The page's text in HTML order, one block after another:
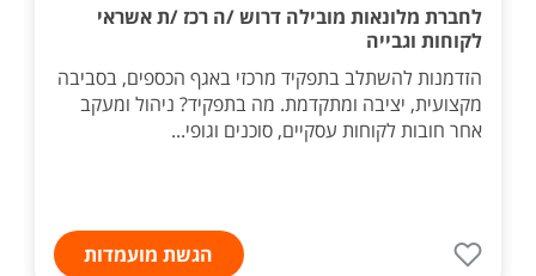
לחברת מלונאות מובילה דרוש /ה רכז /ת אשראי
לקוחות וגבייה
הזדמנות להשתלב בתפקיד מרכזי באגף הכספים, בסביבה
מקצועית, יציבה ומתקדמת. מה בתפקיד? ניהול ומעקב
אחר חובות לקוחות עסקיים, סוכנים וגופי...
הגשת מועמדות